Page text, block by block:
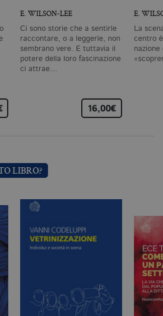
E. WILSON-LEE
Ci sono storie che a sentirle
raccontare, o a leggerle, non
sembrano vere. E tuttavia il
potere della loro fascinazione
ci attrae…
16,00€
E.
La
centro
nazione
LIBRO?
1 giorno
è